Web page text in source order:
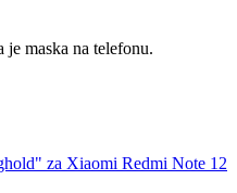
je maska na telefonu.
za Xiaomi Redmi Note 12